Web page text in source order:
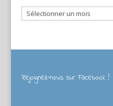
Archives
Rejoignez-nous sur Facebook !